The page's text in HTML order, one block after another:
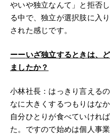
やいや独立なんて」と拒否
る中で、独立が選択肢に入
された感じです。
ーーいざ独立するときは、
ましたか？
小林社長：はっきり言える
なに大きくするつもりはな
自分ひとりが食べていけれ
た。ですので始めは個人事